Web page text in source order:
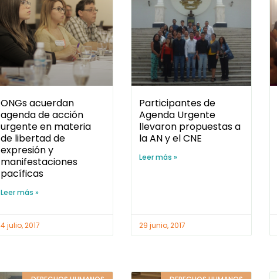
ONGs acuerdan
agenda de acción
urgente en materia
de libertad de
expresión y
manifestaciones
pacíficas
Leer más »
4 julio, 2017
Participantes de
Agenda Urgente
llevaron propuestas a
la AN y el CNE
Leer más »
29 junio, 2017